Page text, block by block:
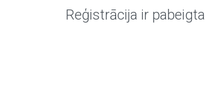
Reģistrācija ir pabeigta